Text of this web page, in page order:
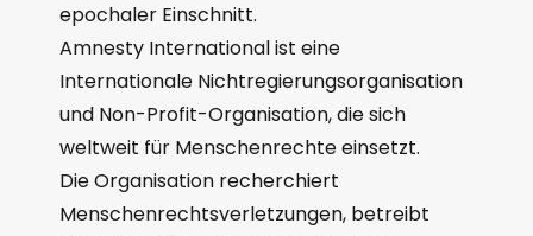
epochaler Einschnitt.
Amnesty International ist eine
Internationale Nichtregierungsorganisation
und Non-Profit-Organisation, die sich
weltweit für Menschenrechte einsetzt.
Die Organisation recherchiert
Menschenrechtsverletzungen, betreibt